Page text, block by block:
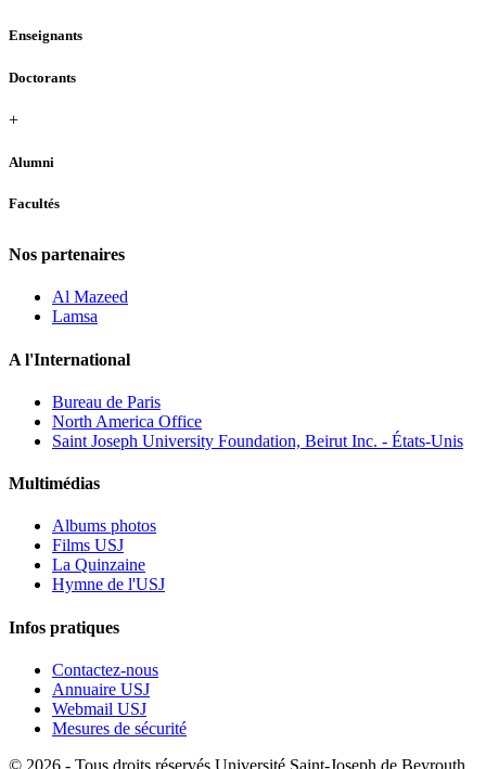
Enseignants
Doctorants
+
Alumni
Facultés
Nos partenaires
Al Mazeed
Lamsa
A l'International
Bureau de Paris
North America Office
Saint Joseph University Foundation, Beirut Inc. - États-Unis
Multimédias
Albums photos
Films USJ
La Quinzaine
Hymne de l'USJ
Infos pratiques
Contactez-nous
Annuaire USJ
Webmail USJ
Mesures de sécurité
© 2026 - Tous droits réservés Université Saint-Joseph de Beyrouth